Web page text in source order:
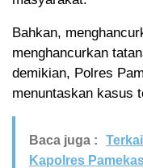
Bahkan,
menghancurkan
demikian, Polres
menuntaskan kasus
Baca juga :
Kapolres